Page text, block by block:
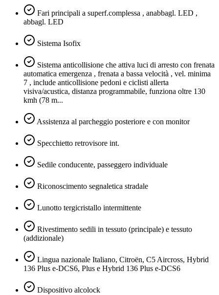
Fari principali a superf.complessa , anabbagl. LED ,
abbagl. LED
Sistema Isofix
Sistema anticollisione che attiva luci di arresto con frenata
automatica emergenza , frenata a bassa velocità , vel. minima
7 , include anticollisione pedoni e ciclisti allerta
visiva/acustica, distanza programmabile, funziona oltre 130
kmh (78 m...
Assistenza al parcheggio posteriore e con monitor
Specchietto retrovisore int.
Sedile conducente, passeggero individuale
Riconoscimento segnaletica stradale
Lunotto tergicristallo intermittente
Rivestimento sedili in tessuto (principale) e tessuto
(addizionale)
Lingua nazionale Italiano, Citroën, C5 Aircross, Hybrid
136 Plus e-DCS6, Plus e Hybrid 136 Plus e-DCS6
Dispositivo alcolock